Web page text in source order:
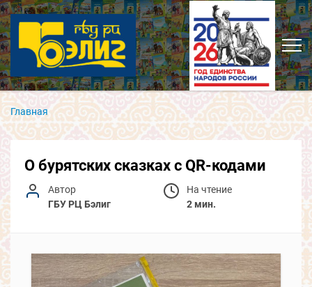
Главная
О бурятских сказках с QR-кодами
Автор
ГБУ РЦ Бэлиг
На чтение
2 мин.